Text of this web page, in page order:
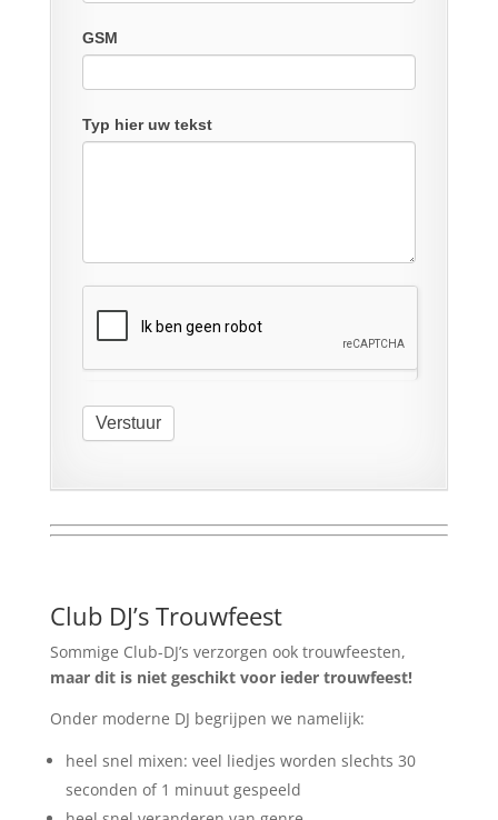
GSM
Typ hier uw tekst
Verstuur
Club DJ’s Trouwfeest
Sommige Club-DJ’s verzorgen ook trouwfeesten,
maar dit is niet geschikt voor ieder trouwfeest!
Onder moderne DJ begrijpen we namelijk:
heel snel mixen: veel liedjes worden slechts 30
seconden of 1 minuut gespeeld